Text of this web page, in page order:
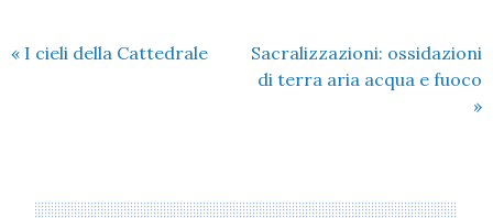
« I cieli della Cattedrale
Sacralizzazioni: ossidazioni
di terra aria acqua e fuoco
»